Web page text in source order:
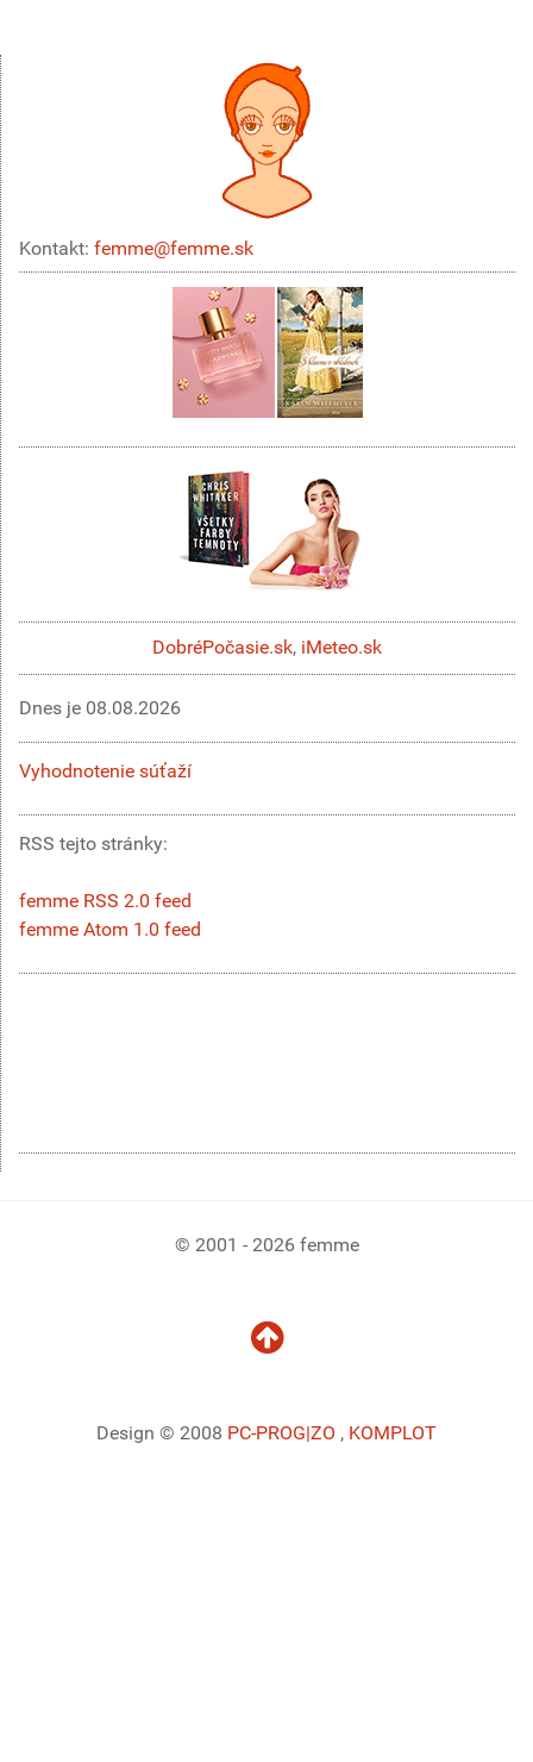
Kontakt: femme@femme.sk
DobréPočasie.sk, iMeteo.sk
Dnes je 08.08.2026
Vyhodnotenie súťaží
RSS tejto stránky:
femme RSS 2.0 feed
femme Atom 1.0 feed
© 2001 - 2026 femme
Design © 2008 PC-PROG|ZO , KOMPLOT